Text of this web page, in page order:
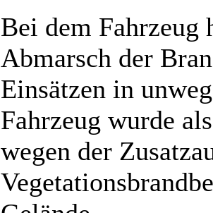
Bei dem Fahrzeug
Abmarsch der
Einsätzen in
Fahrzeug wurde
wegen der